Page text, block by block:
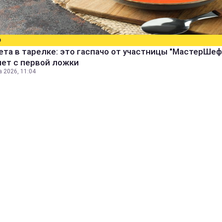
в тарелке: это гаспачо от участницы
с первой ложки
2026, 11:04